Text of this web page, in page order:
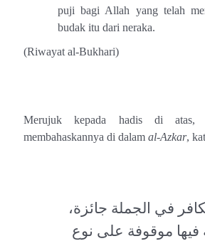
puji bagi Allah yang telah
budak itu dari neraka.
(Riwayat al-Bukhari)
Merujuk kepada hadis di atas,
membahaskannya di dalamal-Azkar,
في الجملة جائزة،
فيها موقوفة على نوع